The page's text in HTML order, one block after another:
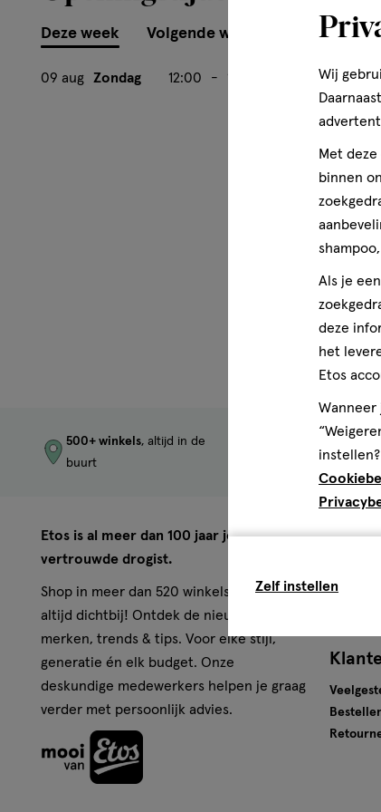
Deze week Volgende week
09 aug Zondag 12:00 - 17:00
500+ winkels, altijd in de
buurt
Trending
merken
Etos is al meer dan 100 jaar jouw
vertrouwde drogist.
Shop in meer dan 520 winkels of online,
altijd dichtbij! Ontdek de nieuwste
merken, trends & tips. Voor elke stijl,
generatie én elk budget. Onze
deskundige medewerkers helpen je graag
verder met persoonlijk advies.
Over
Pers
Wij
Met
binnen
Als je
deze
het
Etos
Wanneer
Zelf instellen